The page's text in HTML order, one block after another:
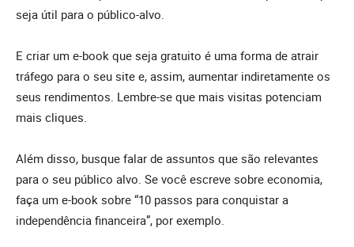
seja útil para o público-alvo.
E criar um e-book que seja gratuito é uma forma de atrair
tráfego para o seu site e, assim, aumentar indiretamente os
seus rendimentos. Lembre-se que mais visitas potenciam
mais cliques.
Além disso, busque falar de assuntos que são relevantes
para o seu público alvo. Se você escreve sobre economia,
faça um e-book sobre “10 passos para conquistar a
independência financeira”, por exemplo.